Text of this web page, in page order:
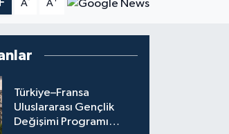
A A
Türkiye–Fransa
Uluslararası Gençlik
Değişimi Programı